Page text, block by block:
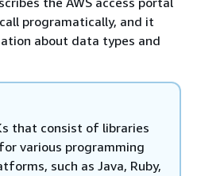
programatically, and it
about data types and
that consist of libraries
various programming
such as Java, Ruby,